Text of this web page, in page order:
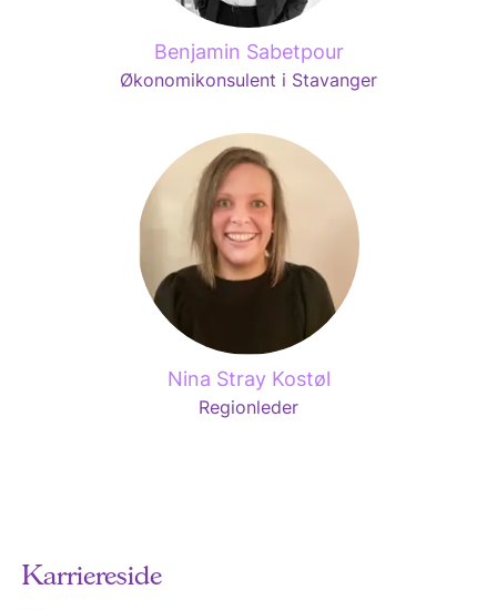
Benjamin Sabetpour
Økonomikonsulent i Stavanger
Nina Stray Kostøl
Regionleder
Karriereside